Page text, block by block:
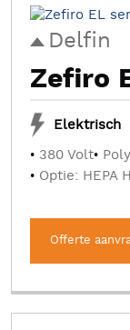
Delfin
Zefiro
Elektrisch
380 Volt
Optie: HEPA
Offerte